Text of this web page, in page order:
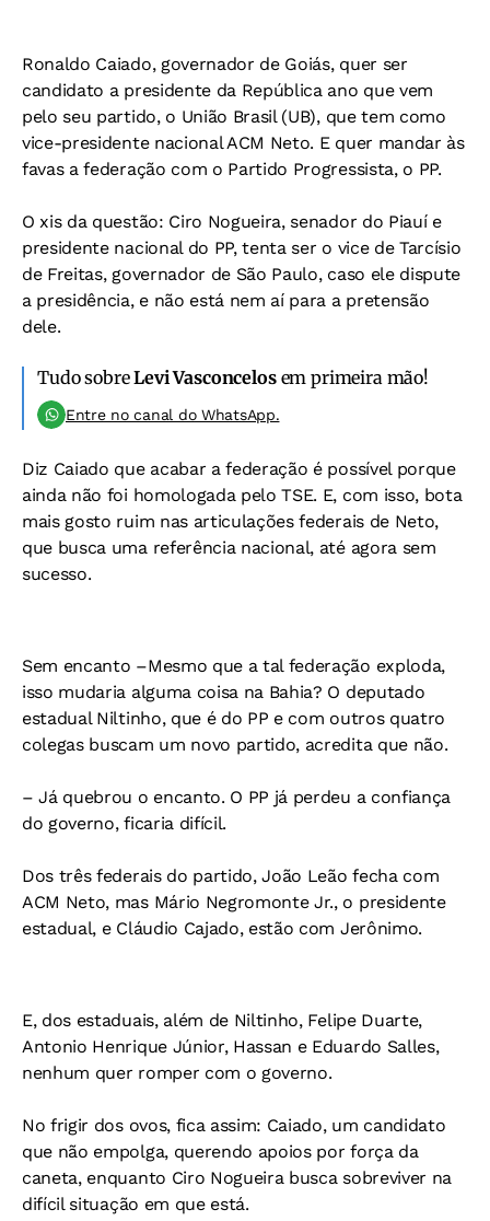
Ronaldo Caiado, governador de Goiás, quer ser
candidato a presidente da República ano que vem
pelo seu partido, o União Brasil (UB), que tem como
vice-presidente nacional ACM Neto. E quer mandar às
favas a federação com o Partido Progressista, o PP.
O xis da questão: Ciro Nogueira, senador do Piauí e
presidente nacional do PP, tenta ser o vice de Tarcísio
de Freitas, governador de São Paulo, caso ele dispute
a presidência, e não está nem aí para a pretensão
dele.
Tudo sobreLevi Vasconcelosem primeira mão!
Entre no canal do WhatsApp.
Diz Caiado que acabar a federação é possível porque
ainda não foi homologada pelo TSE. E, com isso, bota
mais gosto ruim nas articulações federais de Neto,
que busca uma referência nacional, até agora sem
sucesso.
Sem encanto –Mesmo que a tal federação exploda,
isso mudaria alguma coisa na Bahia? O deputado
estadual Niltinho, que é do PP e com outros quatro
colegas buscam um novo partido, acredita que não.
– Já quebrou o encanto. O PP já perdeu a confiança
do governo, ficaria difícil.
Dos três federais do partido, João Leão fecha com
ACM Neto, mas Mário Negromonte Jr., o presidente
estadual, e Cláudio Cajado, estão com Jerônimo.
E, dos estaduais, além de Niltinho, Felipe Duarte,
Antonio Henrique Júnior, Hassan e Eduardo Salles,
nenhum quer romper com o governo.
No frigir dos ovos, fica assim: Caiado, um candidato
que não empolga, querendo apoios por força da
caneta, enquanto Ciro Nogueira busca sobreviver na
difícil situação em que está.